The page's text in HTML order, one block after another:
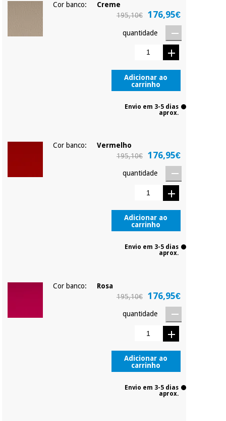
Cor banco:
Creme
195,10€
176,95€
quantidade
Adicionar ao
carrinho
Envio em 3-5 dias
aprox.
Cor banco:
Vermelho
195,10€
176,95€
quantidade
Adicionar ao
carrinho
Envio em 3-5 dias
aprox.
Cor banco:
Rosa
195,10€
176,95€
quantidade
Adicionar ao
carrinho
Envio em 3-5 dias
aprox.